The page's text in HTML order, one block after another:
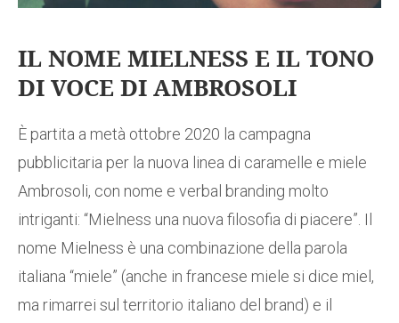
IL NOME MIELNESS E IL TONO
DI VOCE DI AMBROSOLI
È partita a metà ottobre 2020 la campagna
pubblicitaria per la nuova linea di caramelle e miele
Ambrosoli, con nome e verbal branding molto
intriganti: “Mielness una nuova filosofia di piacere”. Il
nome Mielness è una combinazione della parola
italiana “miele” (anche in francese miele si dice miel,
ma rimarrei sul territorio italiano del brand) e il